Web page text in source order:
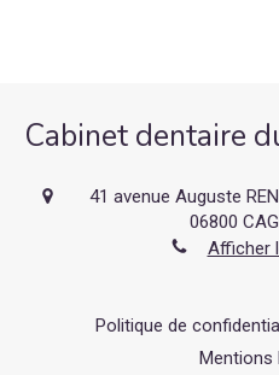
Cabinet dentaire
41 avenue Auguste
06800
Afficher
Politique de
Mentions